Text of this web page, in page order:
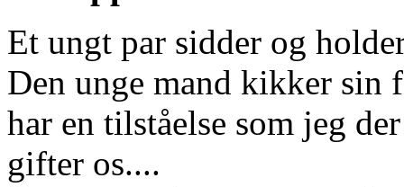
Et ungt par sidder og
Den unge mand kikker sin
har en tilståelse som jeg
gifter os....